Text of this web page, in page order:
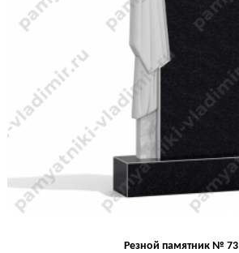
Резной памятник № 73